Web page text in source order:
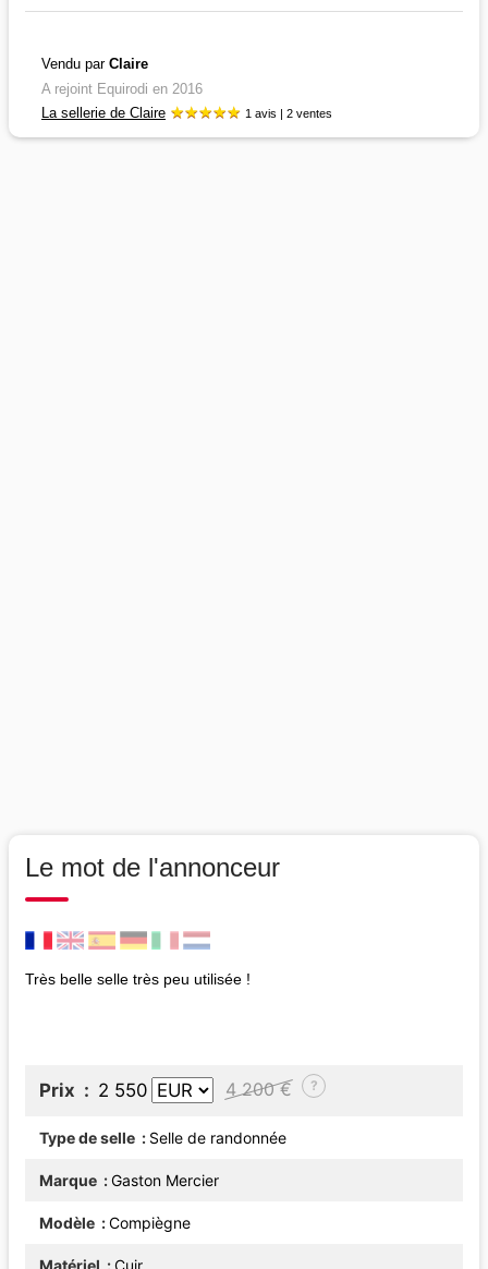
Vendu par Claire
A rejoint Equirodi en 2016
La sellerie de Claire
1 avis | 2 ventes
Le mot de l'annonceur
Très belle selle très peu utilisée !
Prix 2 550 4 200 € ?
Type de selle Selle de randonnée
Marque Gaston Mercier
Modèle Compiègne
Matériel Cuir